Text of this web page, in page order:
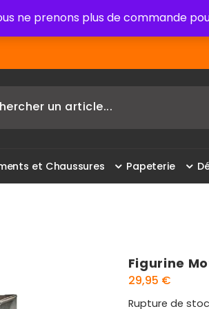
ne prenons plus de commande
ents et Chaussures Papeterie D
Figurine
29,95 €
Rupture de